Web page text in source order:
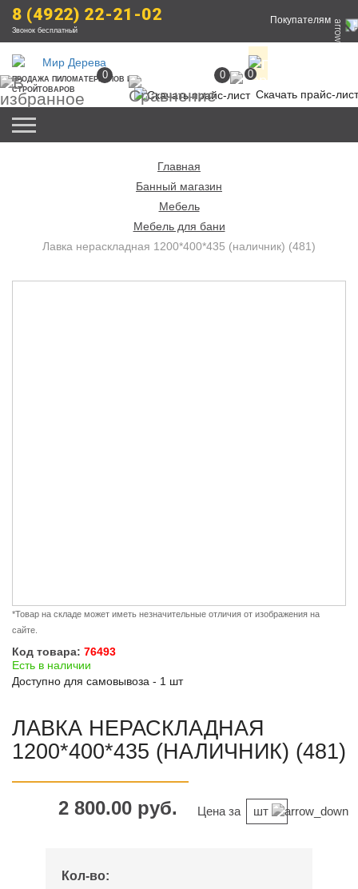
8 (4922) 22-21-02
Звонок бесплатный
Покупателям
ПРОДАЖА ПИЛОМАТЕРИАЛОВ И
СТРОЙТОВАРОВ
Скачать прайс-лист
0 0 0
Главная
Банный магазин
Мебель
Мебель для бани
Лавка нераскладная 1200*400*435 (наличник) (481)
*Товар на складе может иметь незначительные отличия от изображения на
сайте.
Код товара: 76493
Есть в наличии
Доступно для самовывоза - 1 шт
ЛАВКА НЕРАСКЛАДНАЯ
1200*400*435 (НАЛИЧНИК) (481)
2 800.00 руб. Цена за шт
Кол-во: